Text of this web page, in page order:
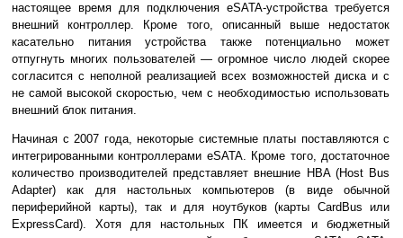
настоящее время для подключения eSATA-устройства требуется
внешний контроллер. Кроме того, описанный выше недостаток
касательно питания устройства также потенциально может
отпугнуть многих пользователей — огромное число людей скорее
согласится с неполной реализацией всех возможностей диска и с
не самой высокой скоростью, чем с необходимостью использовать
внешний блок питания.
Начиная с 2007 года, некоторые системные платы поставляются с
интегрированными контроллерами eSATA. Кроме того, достаточное
количество производителей представляет внешние HBA (Host Bus
Adapter) как для настольных компьютеров (в виде обычной
периферийной карты), так и для ноутбуков (карты CardBus или
ExpressCard). Хотя для настольных ПК имеется и бюджетный